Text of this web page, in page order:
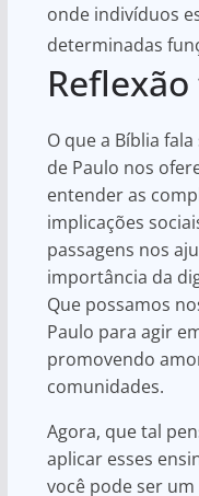
onde indivíduos
determinadas
O que a Bíblia
de Paulo nos
entender as
implicações
passagens nos
importância da
Que possamos
Paulo para agir
promovendo
comunidades.
Agora, que tal
aplicar esses
você pode ser